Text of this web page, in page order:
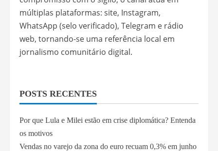
múltiplas plataformas: site, Instagram,
WhatsApp (selo verificado), Telegram e rádio
web, tornando-se uma referência local em
jornalismo comunitário digital.
POSTS RECENTES
Por que Lula e Milei estão em crise diplomática? Entenda
os motivos
Vendas no varejo da zona do euro recuam 0,3% em junho